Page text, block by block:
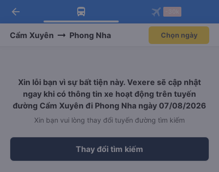
Tải app Vexere ngay!
Nhận ưu đãi thành viên độc
Mở app
Tải app Vexere
-30k/ghế khi đặt vé máy bay qua
Mở app
arrow_back
Cẩm Xuyên Phong Nha Chọn ngày
Xin lỗi bạn vì sự bất tiện này. Vexere sẽ cập nhật
ngay khi có thông tin xe hoạt động trên tuyến
đường Cẩm Xuyên đi Phong Nha ngày 07/08/2026
Xin bạn vui lòng thay đổi tuyến đường tìm kiếm
Thay đổi tìm kiếm